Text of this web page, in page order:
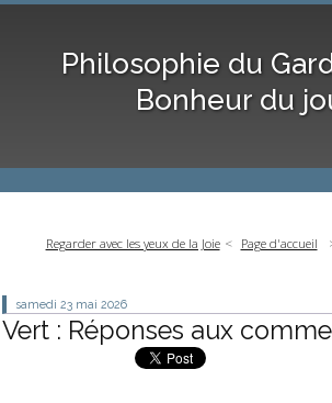
Philosophie du
Bonheur du
Regarder avec les yeux de la Joie Page d'accueil
samedi 23 mai 2026
Vert : Réponses aux